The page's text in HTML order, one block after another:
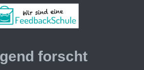
forscht